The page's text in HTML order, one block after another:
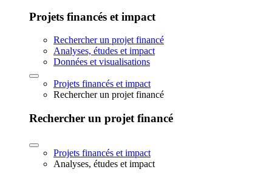
Projets financés et impact
Rechercher un projet financé
Analyses, études et impact
Données et visualisations
Projets financés et impact
Rechercher un projet financé
Rechercher un projet financé
Projets financés et impact
Analyses, études et impact